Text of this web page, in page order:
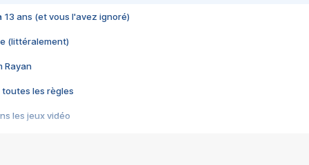
13 ans (et vous l'avez ignoré)
(littéralement)
Rayan
toutes les règles
les jeux vidéo